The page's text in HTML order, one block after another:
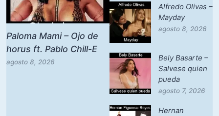
Paloma Mami – Ojo de
horus ft. Pablo Chill-E
agosto 8, 2026
Alfredo Olivas –
Mayday
agosto 8, 2026
Bely Basarte –
Salvese quien
pueda
agosto 7, 2026
Hernan